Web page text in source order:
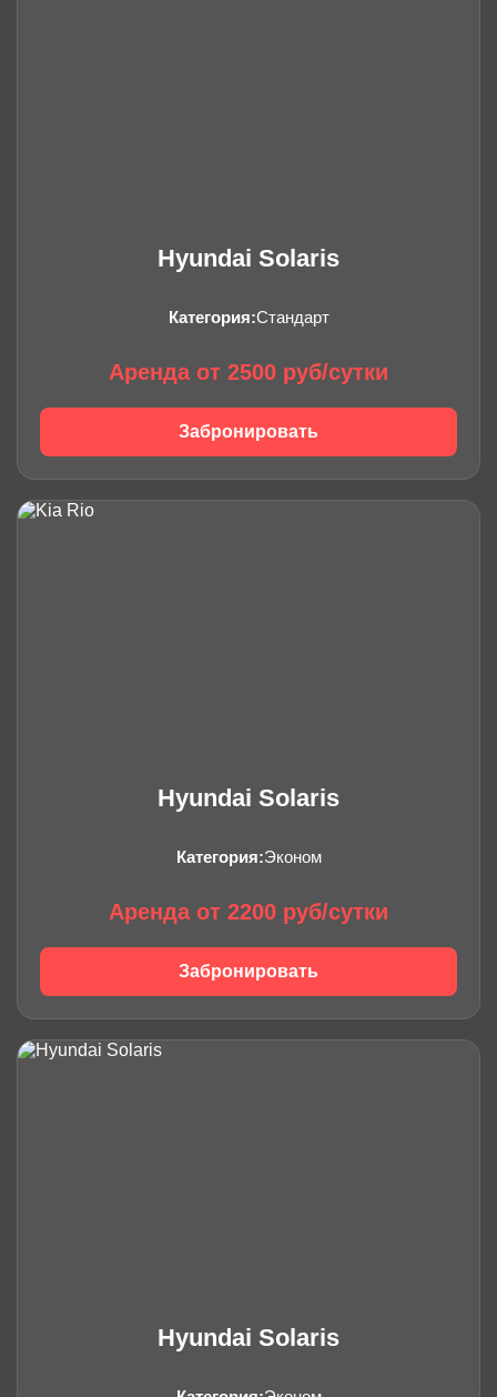
Hyundai Solaris
Категория:Стандарт
Аренда от 2500 руб/сутки
Забронировать
Hyundai Solaris
Категория:Эконом
Аренда от 2200 руб/сутки
Забронировать
Hyundai Solaris